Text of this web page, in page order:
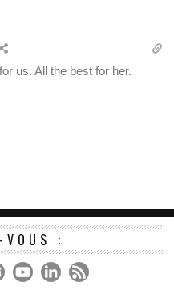
us. All the best for her.
VOUS :